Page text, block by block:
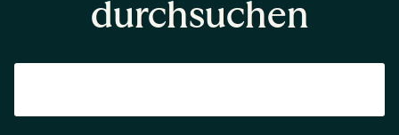
durchsuchen